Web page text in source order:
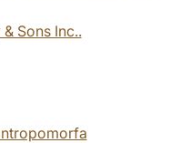
Sons Inc..